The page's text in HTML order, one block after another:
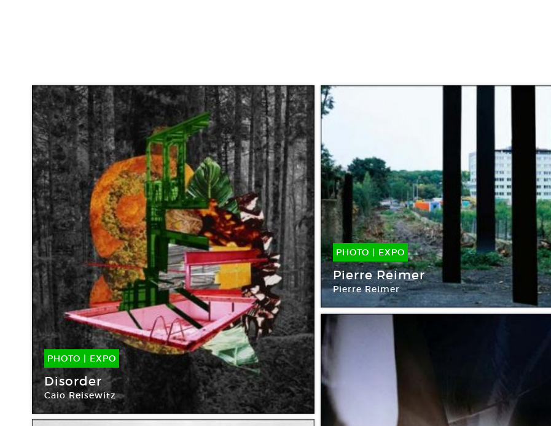
PHOTO | EXPO
09 Sep -31 Oct 2015
Disorder
Caio Reisewitz
Maison européenne de la photographie
PHOTO | EXPO
09 Sep -31 Oct 2015
Pierre Reimer
Pierre Reimer
Maison européenne de la photographie